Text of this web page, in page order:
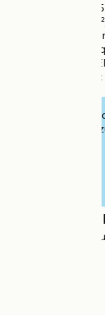
-Living room of
Small terrace
the Gîte. Public
Saint-Jeannet is
electric vehicles
extra). On
Interessiert
deren Website
40 Rue du